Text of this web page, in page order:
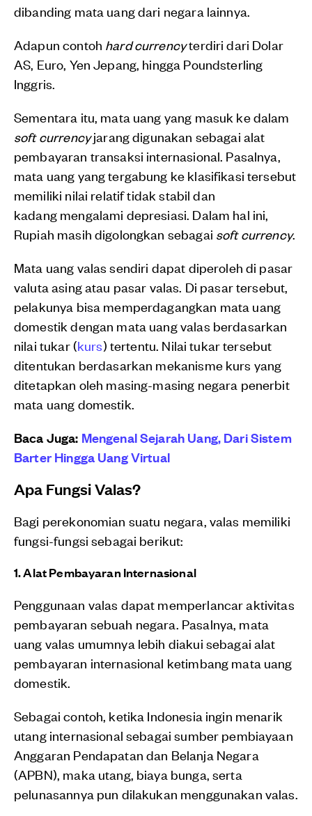
dibanding mata uang dari negara lainnya.
Adapun contoh hard currencyterdiri dari Dolar
AS, Euro, Yen Jepang, hingga Poundsterling
Inggris.
Sementara itu, mata uang yang masuk ke dalam
soft currencyjarang digunakan sebagai alat
pembayaran transaksi internasional. Pasalnya,
mata uang yang tergabung ke klasifikasi tersebut
memiliki nilai relatif tidak stabil dan
kadang mengalami depresiasi. Dalam hal ini,
Rupiah masih digolongkan sebagai soft currency.
Mata uang valas sendiri dapat diperoleh di pasar
valuta asing atau pasar valas. Di pasar tersebut,
pelakunya bisa memperdagangkan mata uang
domestik dengan mata uang valas berdasarkan
nilai tukar (kurs) tertentu. Nilai tukar tersebut
ditentukan berdasarkan mekanisme kurs yang
ditetapkan oleh masing-masing negara penerbit
mata uang domestik.
Baca Juga: Mengenal Sejarah Uang, Dari Sistem
Barter Hingga Uang Virtual
Apa Fungsi Valas?
Bagi perekonomian suatu negara, valas memiliki
fungsi-fungsi sebagai berikut:
1. Alat Pembayaran Internasional
Penggunaan valas dapat memperlancar aktivitas
pembayaran sebuah negara. Pasalnya, mata
uang valas umumnya lebih diakui sebagai alat
pembayaran internasional ketimbang mata uang
domestik.
Sebagai contoh, ketika Indonesia ingin menarik
utang internasional sebagai sumber pembiayaan
Anggaran Pendapatan dan Belanja Negara
(APBN), maka utang, biaya bunga, serta
pelunasannya pun dilakukan menggunakan valas.